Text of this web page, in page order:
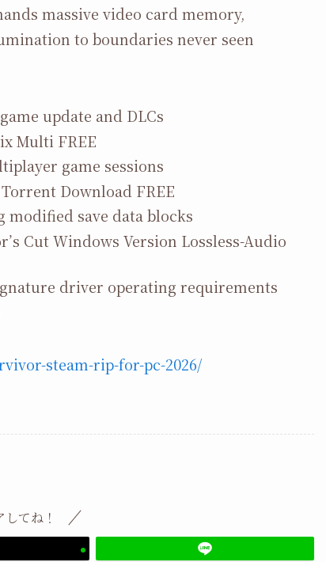
massive video card memory,
to boundaries never seen
update and DLCs
Multi FREE
game sessions
Download FREE
save data blocks
Cut Windows Version Lossless-Audio
driver operating requirements
steam-rip-for-pc-2026/
てね！